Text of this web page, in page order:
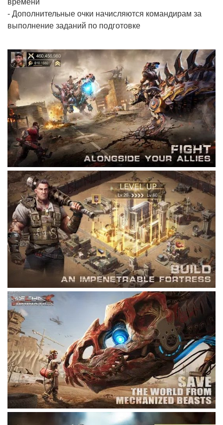
времени
- Дополнительные очки начисляются командирам за
выполнение заданий по подготовке